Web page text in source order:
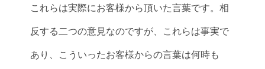
これらは実際にお客様から頂いた言葉です。相
反する二つの意見なのですが、これらは事実で
あり、こういったお客様からの言葉は何時も